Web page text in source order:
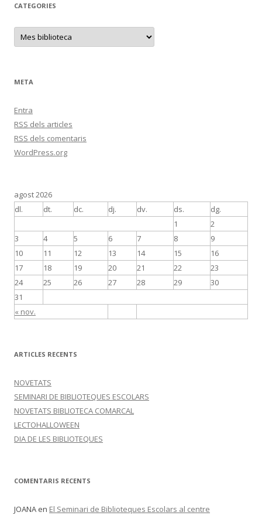
CATEGORIES
C
t
r
i
META
Entra
RSS dels articles
RSS dels comentaris
WordPress.org
agost 2026
dl.
dt. dc. dj. dv. ds. dg.
« nov.
1
2
3
4 5 6 7 8
9
10
11 12 13 14 15
16
17
18 19 20 21 22
23
24
25 26 27 28 29
30
31
ARTICLES RECENTS
NOVETATS
SEMINARI DE BIBLIOTEQUES ESCOLARS
NOVETATS BIBLIOTECA COMARCAL
LECTOHALLOWEEN
DIA DE LES BIBLIOTEQUES
COMENTARIS RECENTS
JOANA en El Seminari de Biblioteques Escolars al centre